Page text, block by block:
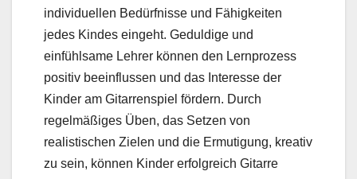
individuellen Bedürfnisse und Fähigkeiten
jedes Kindes eingeht. Geduldige und
einfühlsame Lehrer können den Lernprozess
positiv beeinflussen und das Interesse der
Kinder am Gitarrenspiel fördern. Durch
regelmäßiges Üben, das Setzen von
realistischen Zielen und die Ermutigung, kreativ
zu sein, können Kinder erfolgreich Gitarre